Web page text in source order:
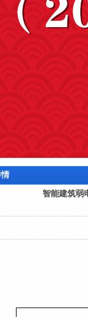
智能建筑弱